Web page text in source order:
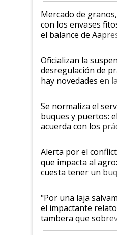
Mercado de
con los envases
el balance de
Posta
Oficializan la
desregulación de
hay novedades en
la hidrovía
Se normaliza el
buques y puertos:
acuerda con los
suspende el
desregulación
Alerta por el
que impacta al
cuesta tener un
y el peligro de que
pase a ser "país
"Por una laja
el impactante
tambera que
tornado